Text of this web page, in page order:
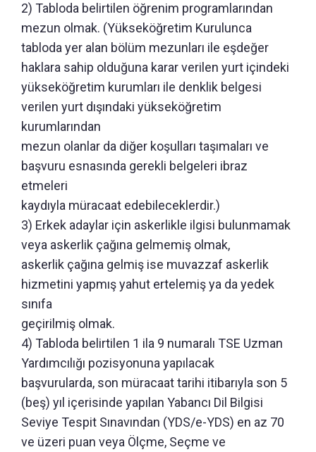
2) Tabloda belirtilen öğrenim programlarından
mezun olmak. (Yükseköğretim Kurulunca
tabloda yer alan bölüm mezunları ile eşdeğer
haklara sahip olduğuna karar verilen yurt içindeki
yükseköğretim kurumları ile denklik belgesi
verilen yurt dışındaki yükseköğretim
kurumlarından
mezun olanlar da diğer koşulları taşımaları ve
başvuru esnasında gerekli belgeleri ibraz
etmeleri
kaydıyla müracaat edebileceklerdir.)
3) Erkek adaylar için askerlikle ilgisi bulunmamak
veya askerlik çağına gelmemiş olmak,
askerlik çağına gelmiş ise muvazzaf askerlik
hizmetini yapmış yahut ertelemiş ya da yedek
sınıfa
geçirilmiş olmak.
4) Tabloda belirtilen 1 ila 9 numaralı TSE Uzman
Yardımcılığı pozisyonuna yapılacak
başvurularda, son müracaat tarihi itibarıyla son 5
(beş) yıl içerisinde yapılan Yabancı Dil Bilgisi
Seviye Tespit Sınavından (YDS/e-YDS) en az 70
ve üzeri puan veya Ölçme, Seçme ve